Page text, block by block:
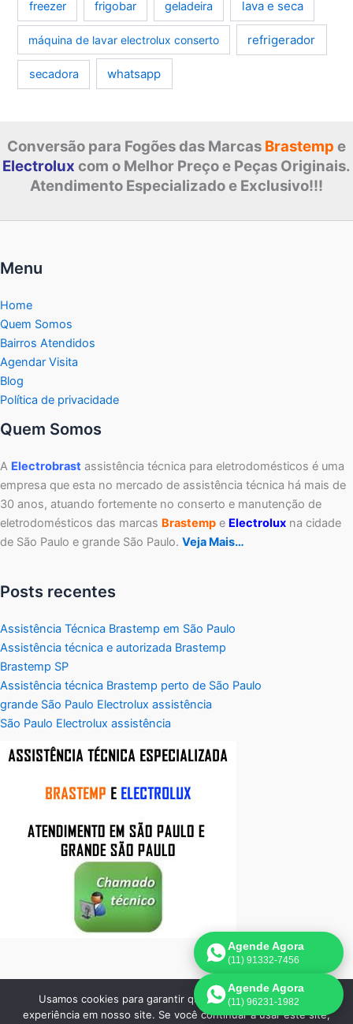
freezer frigobar geladeira lava e seca
máquina de lavar electrolux conserto refrigerador
secadora whatsapp
Conversão para Fogões das Marcas Brastemp e
Electrolux com o Melhor Preço e Peças Originais.
Atendimento Especializado e Exclusivo!!!
Menu
Home
Quem Somos
Bairros Atendidos
Agendar Visita
Blog
Política de privacidade
Quem Somos
A Electrobrast assistência técnica para eletrodomésticos é uma
empresa que esta no mercado de assistência técnica há mais de
30 anos, atuando fortemente no conserto e manutenção de
eletrodomésticos das marcas Brastemp e Electrolux na cidade
de São Paulo e grande São Paulo. Veja Mais…
Posts recentes
Assistência Técnica Brastemp em São Paulo
Assistência técnica e autorizada Brastemp
Brastemp SP
Assistência técnica Brastemp perto de São Paulo
grande São Paulo Electrolux assistência
São Paulo Electrolux assistência
Copyright © 2026 Electrobrast SP - 11 3836-9554 | Assistência
Agende Agora
(11) 91332-7456
Agende Agora
(11) 96231-1982
Usamos cookies para garantir que oferecemos a melhor
experiência em nosso site. Se você continuar a usar este site,